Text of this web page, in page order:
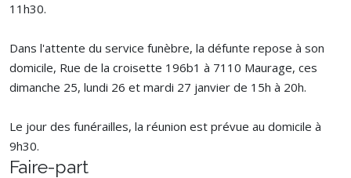
11h30.
Dans l'attente du service funèbre, la défunte repose à son
domicile, Rue de la croisette 196b1 à 7110 Maurage, ces
dimanche 25, lundi 26 et mardi 27 janvier de 15h à 20h.
Le jour des funérailles, la réunion est prévue au domicile à
9h30.
Faire-part